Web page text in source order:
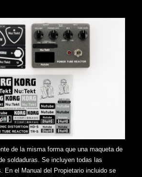
de la misma forma que una maqueta de
soldaduras. Se incluyen todas las
En el Manual del Propietario incluido se